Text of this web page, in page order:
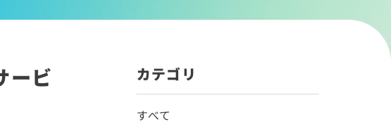
報
投資家の皆様へ
/決算短信および関連資料
イライト
ービ
カテゴリ
すべて